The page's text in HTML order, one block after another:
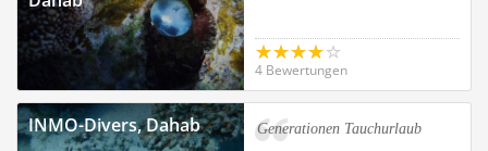
4 Bewertungen
INMO-Divers, Dahab Generationen Tauchurlaub